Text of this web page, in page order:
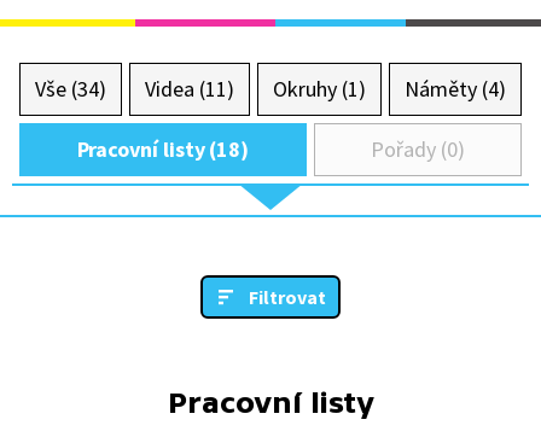
Vše (34) Videa (11) Okruhy (1) Náměty (4)
Pracovní listy (18) Pořady (0)
Filtrovat
Pracovní listy